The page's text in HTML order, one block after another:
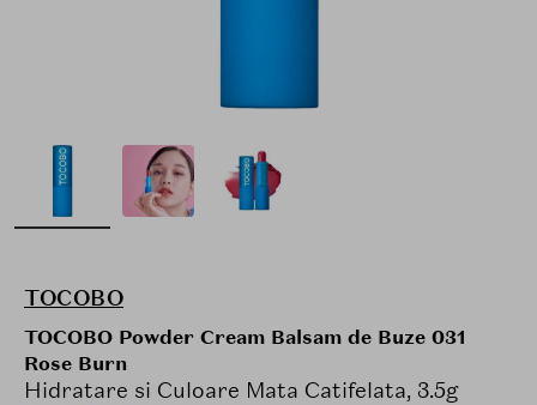
TOCOBO
TOCOBO Powder Cream Balsam de Buze 031
Rose Burn
Hidratare si Culoare Mata Catifelata, 3.5g